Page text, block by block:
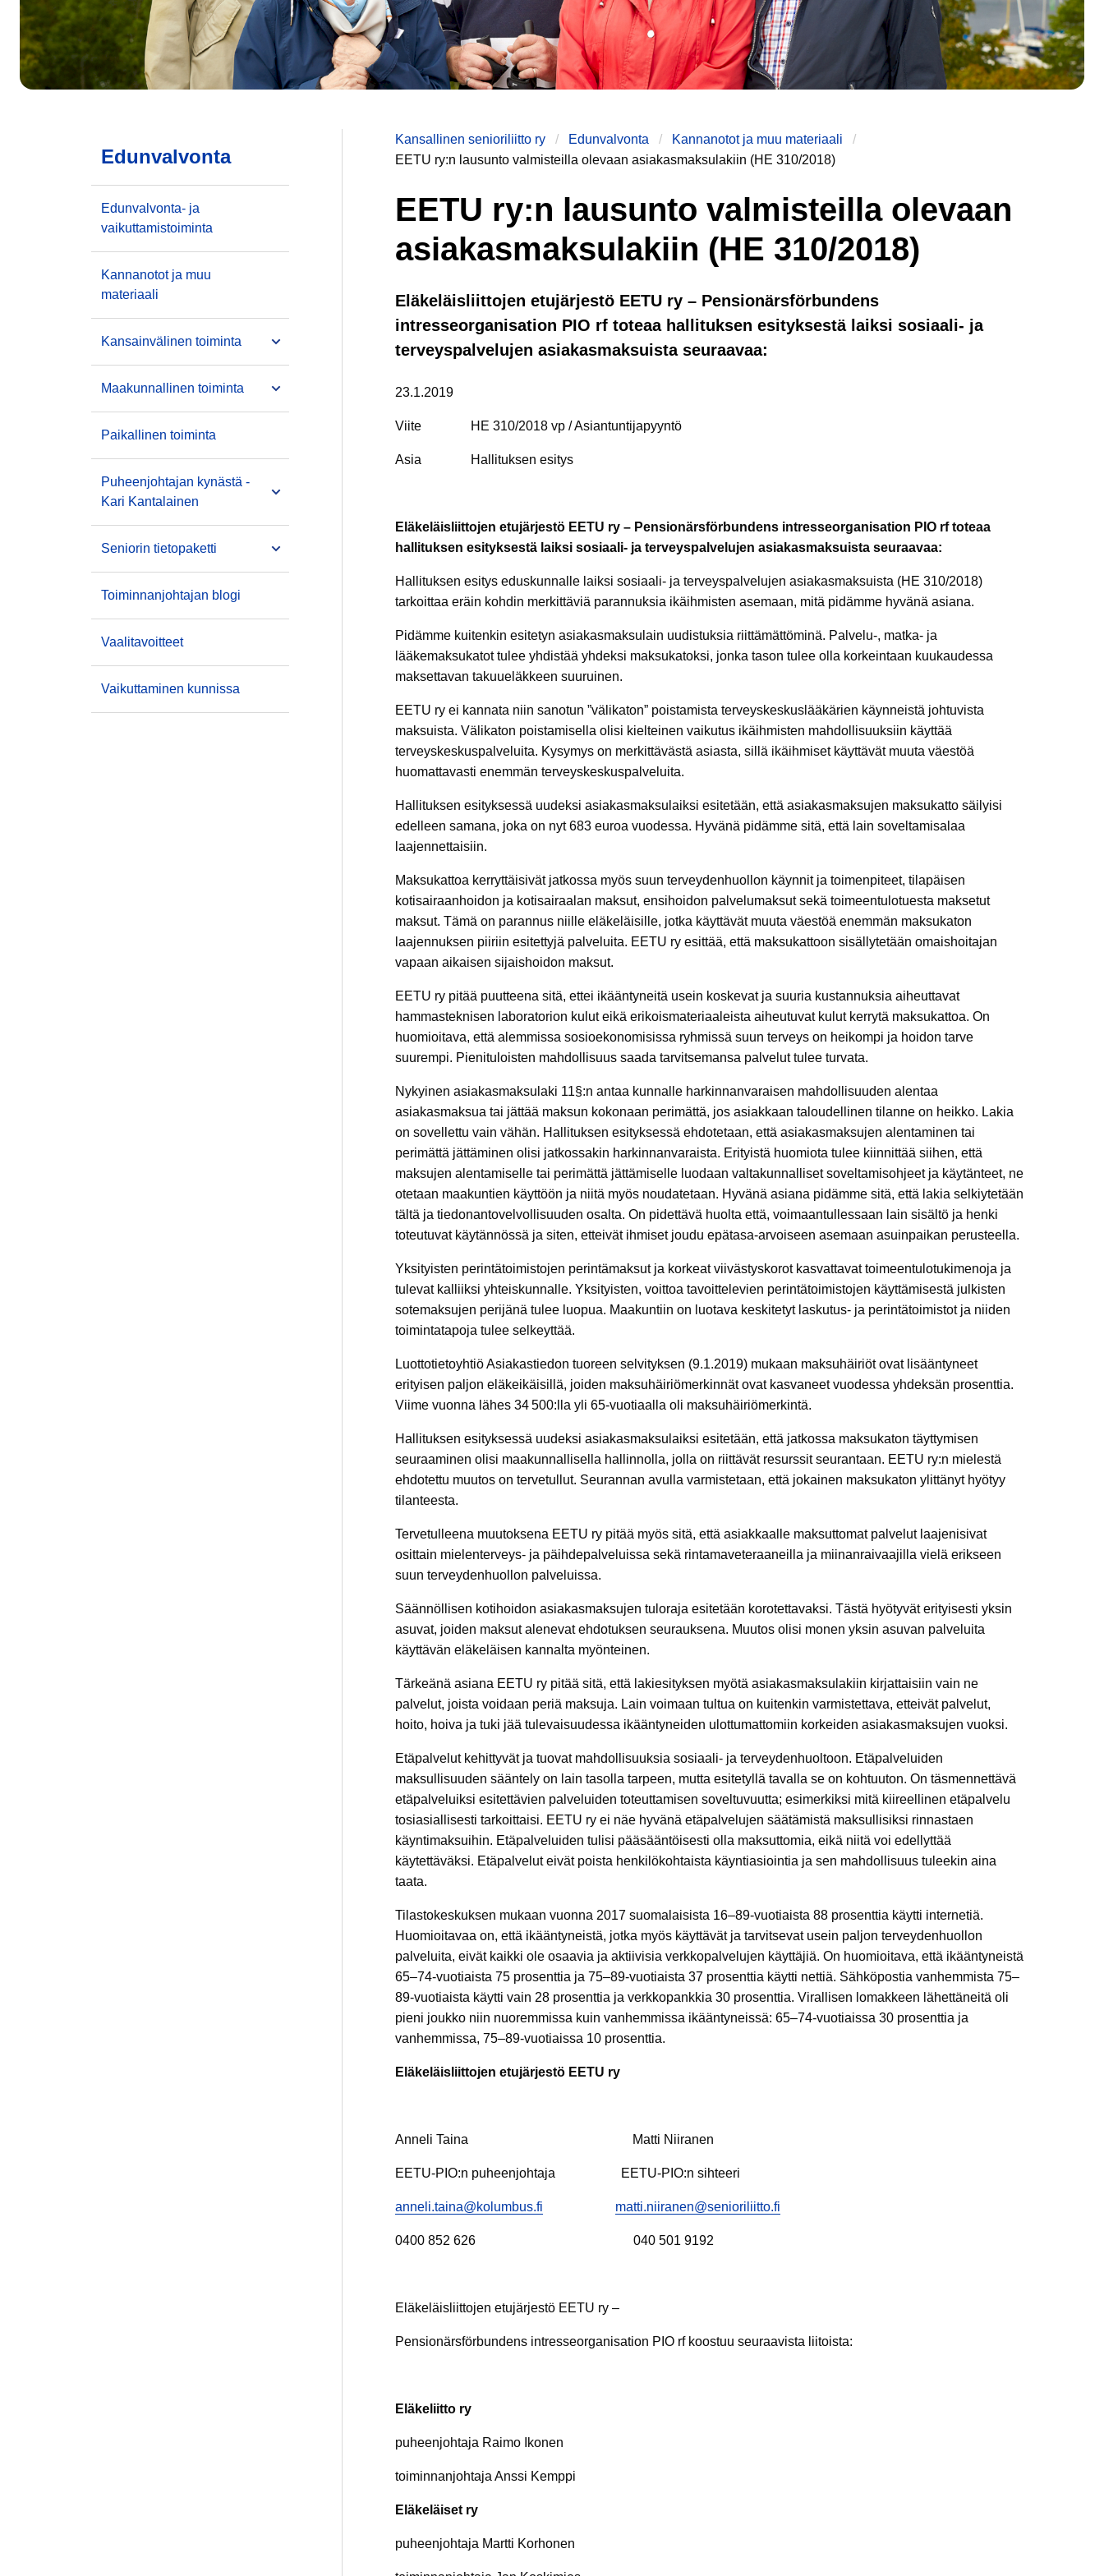
Kansallinen senioriliitto ry Edunvalvonta
Kannanotot ja muu materiaali
EETU ry:n lausunto valmisteilla olevaan asiakasmaksulakiin (HE 310/2018)
EETU ry:n lausunto valmisteilla olevaan
asiakasmaksulakiin (HE 310/2018)
Eläkeläisliittojen etujärjestö EETU ry – Pensionärsförbundens
intresseorganisation PIO rf toteaa hallituksen esityksestä laiksi sosiaali- ja
terveyspalvelujen asiakasmaksuista seuraavaa:
23.1.2019
Viite HE 310/2018 vp / Asiantuntijapyyntö
Asia Hallituksen esitys
Eläkeläisliittojen etujärjestö EETU ry – Pensionärsförbundens intresseorganisation PIO rf toteaa
hallituksen esityksestä laiksi sosiaali- ja terveyspalvelujen asiakasmaksuista seuraavaa:
Hallituksen esitys eduskunnalle laiksi sosiaali- ja terveyspalvelujen asiakasmaksuista (HE 310/2018)
tarkoittaa eräin kohdin merkittäviä parannuksia ikäihmisten asemaan, mitä pidämme hyvänä asiana.
Pidämme kuitenkin esitetyn asiakasmaksulain uudistuksia riittämättöminä. Palvelu-, matka- ja
lääkemaksukatot tulee yhdistää yhdeksi maksukatoksi, jonka tason tulee olla korkeintaan kuukaudessa
maksettavan takuueläkkeen suuruinen.
EETU ry ei kannata niin sanotun ”välikaton” poistamista terveyskeskuslääkärien käynneistä johtuvista
maksuista. Välikaton poistamisella olisi kielteinen vaikutus ikäihmisten mahdollisuuksiin käyttää
terveyskeskuspalveluita. Kysymys on merkittävästä asiasta, sillä ikäihmiset käyttävät muuta väestöä
huomattavasti enemmän terveyskeskuspalveluita.
Hallituksen esityksessä uudeksi asiakasmaksulaiksi esitetään, että asiakasmaksujen maksukatto säilyisi
edelleen samana, joka on nyt 683 euroa vuodessa. Hyvänä pidämme sitä, että lain soveltamisalaa
laajennettaisiin.
Maksukattoa kerryttäisivät jatkossa myös suun terveydenhuollon käynnit ja toimenpiteet, tilapäisen
kotisairaanhoidon ja kotisairaalan maksut, ensihoidon palvelumaksut sekä toimeentulotuesta maksetut
maksut. Tämä on parannus niille eläkeläisille, jotka käyttävät muuta väestöä enemmän maksukaton
laajennuksen piiriin esitettyjä palveluita. EETU ry esittää, että maksukattoon sisällytetään omaishoitajan
vapaan aikaisen sijaishoidon maksut.
EETU ry pitää puutteena sitä, ettei ikääntyneitä usein koskevat ja suuria kustannuksia aiheuttavat
hammasteknisen laboratorion kulut eikä erikoismateriaaleista aiheutuvat kulut kerrytä maksukattoa. On
huomioitava, että alemmissa sosioekonomisissa ryhmissä suun terveys on heikompi ja hoidon tarve
suurempi. Pienituloisten mahdollisuus saada tarvitsemansa palvelut tulee turvata.
Nykyinen asiakasmaksulaki 11§:n antaa kunnalle harkinnanvaraisen mahdollisuuden alentaa
asiakasmaksua tai jättää maksun kokonaan perimättä, jos asiakkaan taloudellinen tilanne on heikko. Lakia
on sovellettu vain vähän. Hallituksen esityksessä ehdotetaan, että asiakasmaksujen alentaminen tai
perimättä jättäminen olisi jatkossakin harkinnanvaraista. Erityistä huomiota tulee kiinnittää siihen, että
maksujen alentamiselle tai perimättä jättämiselle luodaan valtakunnalliset soveltamisohjeet ja käytänteet, ne
otetaan maakuntien käyttöön ja niitä myös noudatetaan. Hyvänä asiana pidämme sitä, että lakia selkiytetään
tältä ja tiedonantovelvollisuuden osalta. On pidettävä huolta että, voimaantullessaan lain sisältö ja henki
toteutuvat käytännössä ja siten, etteivät ihmiset joudu epätasa-arvoiseen asemaan asuinpaikan perusteella.
Yksityisten perintätoimistojen perintämaksut ja korkeat viivästyskorot kasvattavat toimeentulotukimenoja ja
tulevat kalliiksi yhteiskunnalle. Yksityisten, voittoa tavoittelevien perintätoimistojen käyttämisestä julkisten
sotemaksujen perijänä tulee luopua. Maakuntiin on luotava keskitetyt laskutus- ja perintätoimistot ja niiden
toimintatapoja tulee selkeyttää.
Luottotietoyhtiö Asiakastiedon tuoreen selvityksen (9.1.2019) mukaan maksuhäiriöt ovat lisääntyneet
erityisen paljon eläkeikäisillä, joiden maksuhäiriömerkinnät ovat kasvaneet vuodessa yhdeksän prosenttia.
Viime vuonna lähes 34 500:lla yli 65-vuotiaalla oli maksuhäiriömerkintä.
Hallituksen esityksessä uudeksi asiakasmaksulaiksi esitetään, että jatkossa maksukaton täyttymisen
seuraaminen olisi maakunnallisella hallinnolla, jolla on riittävät resurssit seurantaan. EETU ry:n mielestä
ehdotettu muutos on tervetullut. Seurannan avulla varmistetaan, että jokainen maksukaton ylittänyt hyötyy
tilanteesta.
Tervetulleena muutoksena EETU ry pitää myös sitä, että asiakkaalle maksuttomat palvelut laajenisivat
osittain mielenterveys- ja päihdepalveluissa sekä rintamaveteraaneilla ja miinanraivaajilla vielä erikseen
suun terveydenhuollon palveluissa.
Säännöllisen kotihoidon asiakasmaksujen tuloraja esitetään korotettavaksi. Tästä hyötyvät erityisesti yksin
asuvat, joiden maksut alenevat ehdotuksen seurauksena. Muutos olisi monen yksin asuvan palveluita
käyttävän eläkeläisen kannalta myönteinen.
Tärkeänä asiana EETU ry pitää sitä, että lakiesityksen myötä asiakasmaksulakiin kirjattaisiin vain ne
palvelut, joista voidaan periä maksuja. Lain voimaan tultua on kuitenkin varmistettava, etteivät palvelut,
hoito, hoiva ja tuki jää tulevaisuudessa ikääntyneiden ulottumattomiin korkeiden asiakasmaksujen vuoksi.
Etäpalvelut kehittyvät ja tuovat mahdollisuuksia sosiaali- ja terveydenhuoltoon. Etäpalveluiden
maksullisuuden sääntely on lain tasolla tarpeen, mutta esitetyllä tavalla se on kohtuuton. On täsmennettävä
etäpalveluiksi esitettävien palveluiden toteuttamisen soveltuvuutta; esimerkiksi mitä kiireellinen etäpalvelu
tosiasiallisesti tarkoittaisi. EETU ry ei näe hyvänä etäpalvelujen säätämistä maksullisiksi rinnastaen
käyntimaksuihin. Etäpalveluiden tulisi pääsääntöisesti olla maksuttomia, eikä niitä voi edellyttää
käytettäväksi. Etäpalvelut eivät poista henkilökohtaista käyntiasiointia ja sen mahdollisuus tuleekin aina
taata.
Tilastokeskuksen mukaan vuonna 2017 suomalaisista 16–89-vuotiaista 88 prosenttia käytti internetiä.
Huomioitavaa on, että ikääntyneistä, jotka myös käyttävät ja tarvitsevat usein paljon terveydenhuollon
palveluita, eivät kaikki ole osaavia ja aktiivisia verkkopalvelujen käyttäjiä. On huomioitava, että ikääntyneistä
65–74-vuotiaista 75 prosenttia ja 75–89-vuotiaista 37 prosenttia käytti nettiä. Sähköpostia vanhemmista 75–
89-vuotiaista käytti vain 28 prosenttia ja verkkopankkia 30 prosenttia. Virallisen lomakkeen lähettäneitä oli
pieni joukko niin nuoremmissa kuin vanhemmissa ikääntyneissä: 65–74-vuotiaissa 30 prosenttia ja
vanhemmissa, 75–89-vuotiaissa 10 prosenttia.
Eläkeläisliittojen etujärjestö EETU ry
Anneli Taina Matti Niiranen
EETU-PIO:n puheenjohtaja EETU-PIO:n sihteeri
anneli.taina@kolumbus.fi matti.niiranen@senioriliitto.fi
0400 852 626 040 501 9192
Eläkeläisliittojen etujärjestö EETU ry –
Pensionärsförbundens intresseorganisation PIO rf koostuu seuraavista liitoista:
Eläkeliitto ry
puheenjohtaja Raimo Ikonen
toiminnanjohtaja Anssi Kemppi
Eläkeläiset ry
puheenjohtaja Martti Korhonen
Edunvalvonta
Edunvalvonta- ja
vaikuttamistoiminta
Kannanotot ja muu
materiaali
Kansainvälinen toiminta
Maakunnallinen toiminta
Paikallinen toiminta
Puheenjohtajan kynästä -
Kari Kantalainen
Seniorin tietopaketti
Toiminnanjohtajan blogi
Vaalitavoitteet
Vaikuttaminen kunnissa